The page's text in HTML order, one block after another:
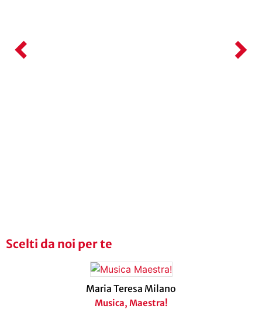
Scelti da noi per te
Maria Teresa Milano
Musica, Maestra!